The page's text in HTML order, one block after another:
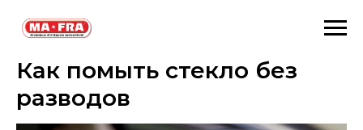
Как помыть стекло без
разводов